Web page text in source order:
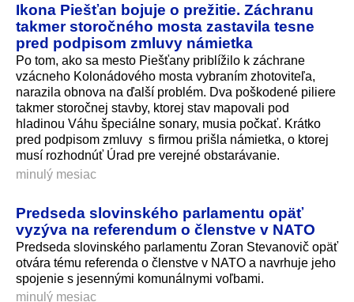
Ikona Piešťan bojuje o prežitie. Záchranu
takmer storočného mosta zastavila tesne
pred podpisom zmluvy námietka
Po tom, ako sa mesto Piešťany priblížilo k záchrane
vzácneho Kolonádového mosta vybraním zhotoviteľa,
narazila obnova na ďalší problém. Dva poškodené piliere
takmer storočnej stavby, ktorej stav mapovali pod
hladinou Váhu špeciálne sonary, musia počkať. Krátko
pred podpisom zmluvy s firmou prišla námietka, o ktorej
musí rozhodnúť Úrad pre verejné obstarávanie.
minulý mesiac
Predseda slovinského parlamentu opäť
vyzýva na referendum o členstve v NATO
Predseda slovinského parlamentu Zoran Stevanovič opäť
otvára tému referenda o členstve v NATO a navrhuje jeho
spojenie s jesennými komunálnymi voľbami.
minulý mesiac